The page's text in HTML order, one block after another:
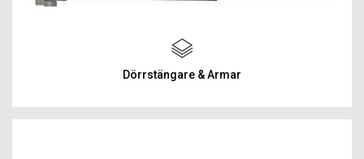
Dörrstängare & Armar